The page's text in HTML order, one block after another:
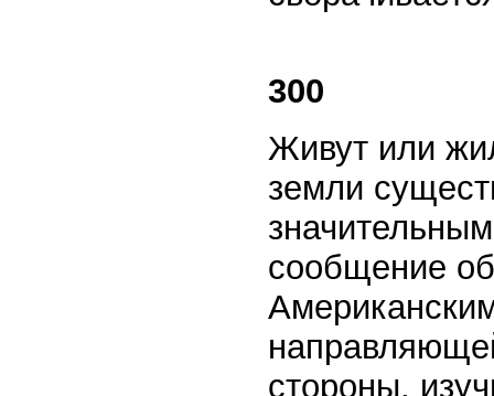
300
Живут или
земли
сообщение
стороны,